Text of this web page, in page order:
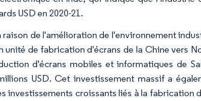
USD en 2020-21.
raison de l'amélioration de l'environnement
unité de fabrication d'écrans de la Chine vers
d'écrans mobiles et informatiques de
USD. Cet investissement massif a
investissements croissants liés à la